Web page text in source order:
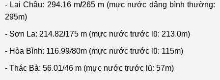
- Lai Châu: 294.16 m/265 m (mực nước dâng bình thường:
295m)
- Sơn La: 214.82/175 m (mực nước trước lũ: 213.0m)
- Hòa Bình: 116.99/80m (mực nước trước lũ: 115m)
- Thác Bà: 56.01/46 m (mực nước trước lũ: 57m)